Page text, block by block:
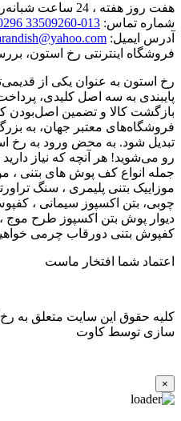
هفت روز هفته ، 24 ساعت شبانه‌روز پاسخگوی شما هستیم.
شماره تماس: 013-33509260 09111830296
آدرس ایمیل:
فروشگاه اینترنتی رخ استون،
رخ استون به عنوان یکی از
بازگشت کالا و تضمین اصل‌بودن
فروشگاه‌های معتبر جهان، به
تبدیل شود. به محض ورود به رخ
رو می‌شوید! هر آنچه که نیاز
جمله انواع کف پوش های بتنی ،
موزاییک بتنی پلیمری ، سنگ
چوبی، بتن اکسپوز سیمانی ،
دیوار پوش بتن اکسپوز طرح موج
کفپوش بتنی دورقاب چرمی
اعتماد شما افتخار ماست
کلیه حقوق این سایت متعلق به
سازی توسط کاوت
×